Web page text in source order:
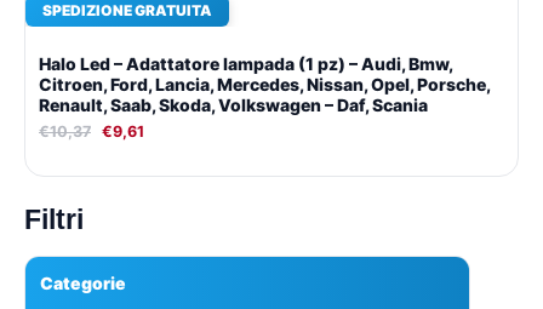
Filtri
Categorie
SPEDIZIONE GRATUITA
Halo Led – Adattatore lampada (1 pz) – Audi, Bmw,
Citroen, Ford, Lancia, Mercedes, Nissan, Opel, Porsche,
Renault, Saab, Skoda, Volkswagen – Daf, Scania
€10,37 €9,61